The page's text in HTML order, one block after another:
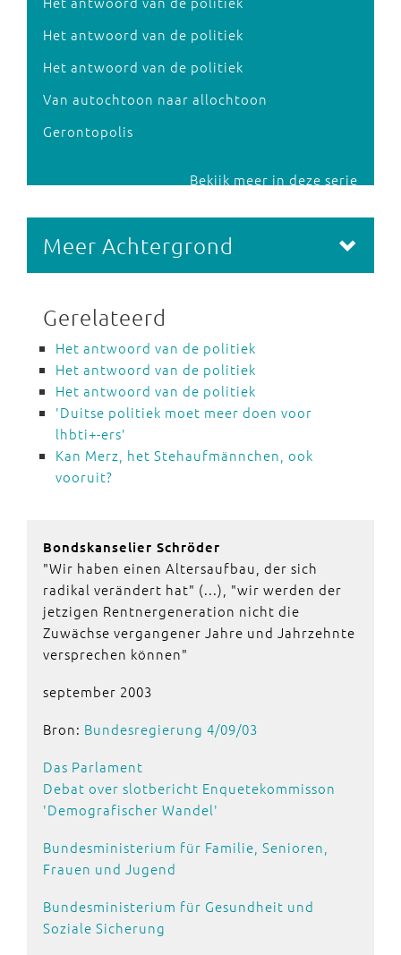
Het antwoord van de politiek
Het antwoord van de politiek
Van autochtoon naar allochtoon
Gerontopolis
Bekijk meer in deze serie
Meer Achtergrond
Gerelateerd
Het antwoord van de politiek
Het antwoord van de politiek
Het antwoord van de politiek
'Duitse politiek moet meer doen voor
lhbti+-ers'
Kan Merz, het Stehaufmännchen, ook
vooruit?
Bondskanselier Schröder
"Wir haben einen Altersaufbau, der sich
radikal verändert hat" (...), "wir werden der
jetzigen Rentnergeneration nicht die
Zuwächse vergangener Jahre und Jahrzehnte
versprechen können"
september 2003
Bron: Bundesregierung 4/09/03
Das Parlament
Debat over slotbericht Enquetekommisson
'Demografischer Wandel'
Bundesministerium für Familie, Senioren,
Frauen und Jugend
Bundesministerium für Gesundheit und
Soziale Sicherung